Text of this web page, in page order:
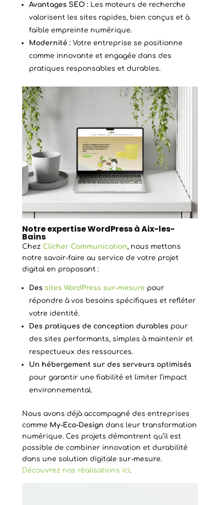
Avantages SEO :Les moteurs de recherche
valorisent les sites rapides, bien conçus et à
faible empreinte numérique.
Modernité :Votre entreprise se positionne
comme innovante et engagée dans des
pratiques responsables et durables.
Notre expertise WordPress à Aix-les-
Bains
Chez Clicher Communication, nous mettons
notre savoir-faire au service de votre projet
digital en proposant :
Des sites WordPress sur-mesure pour
répondre à vos besoins spécifiques et refléter
votre identité.
Des pratiques de conception durables pour
des sites performants, simples à maintenir et
respectueux des ressources.
Un hébergement sur des serveurs optimisés
pour garantir une fiabilité et limiter l’impact
environnemental.
Nous avons déjà accompagné des entreprises
comme My-Eco-Design dans leur transformation
numérique. Ces projets démontrent qu’il est
possible de combiner innovation et durabilité
dans une solution digitale sur-mesure.
Découvrez nos réalisations ici.